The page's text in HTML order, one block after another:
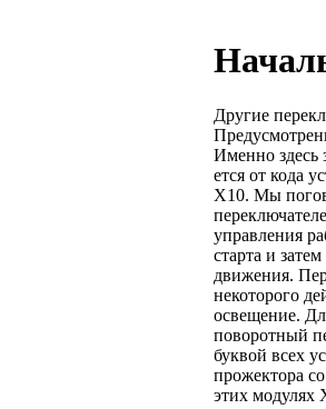
Другие
Именно здесь
ется от кода
Х10. Мы
управления
старта и
движения.
некоторого
освещение.
поворотный
буквой всех
прожектора
этих модулях